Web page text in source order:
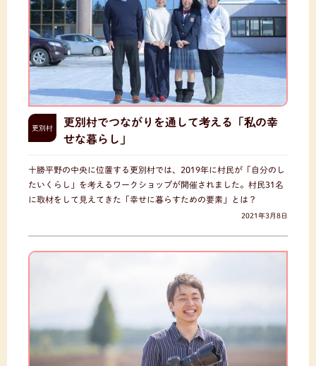
更別村
更別村でつながりを通して考える「私の幸
せな暮らし」
十勝平野の中央に位置する更別村では、2019年に村民が「自分のし
たいくらし」を考えるワークショップが開催されました。村民31名
に取材をして見えてきた「幸せに暮らすための要素」とは？
2021年3月8日